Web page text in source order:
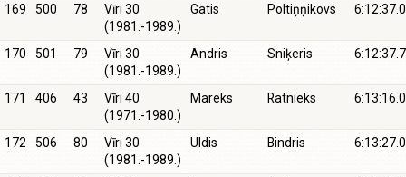
169 500 78
Vīri 30
(1981.-1989.)
Gatis Poltiņņikovs 6:12:37.0
170 501 79
Vīri 30
(1981.-1989.)
Andris Sniķeris 6:12:37.7
171 406 43
Vīri 40
(1971.-1980.)
Mareks Ratnieks 6:13:16.0
172 506 80
Vīri 30
(1981.-1989.)
Uldis Bindris 6:13:27.0